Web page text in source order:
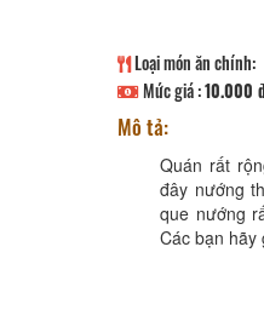
Loại món ăn chính:
Mức giá :10.000
Mô tả:
Quán rất
đây nướng
que nướng
Các bạn hãy